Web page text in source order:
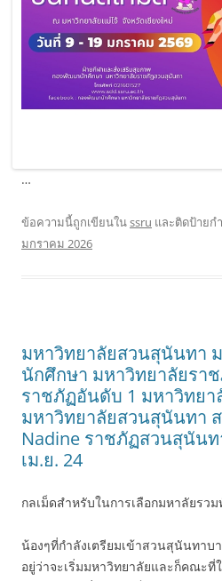
…
ข้อความนี้ถูกเขียนในssru และติดป้ายก
มกราคม 2026
มหาวิทยาลัยสวนสุนันทา
นักศึกษา มหาวิทยาลัยรา
ราชภัฏอันดับ 1 มหาวิทยา
มหาวิทยาลัยสวนสุนันทา
Nadine ราชภัฏสวนสุนันท
เม.ย. 24
กลเม็ดสำหรับในการเลือกมหาลัยรว
น้องๆที่กำลังเตรียมเข้าสวนสุนันทาบ
อยู่ว่าจะเริ่มมหาวิทยาลัยและก็คณะที่